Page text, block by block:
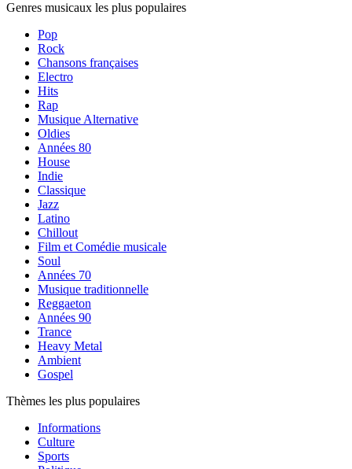
Genres musicaux les plus populaires
Pop
Rock
Chansons françaises
Electro
Hits
Rap
Musique Alternative
Oldies
Années 80
House
Indie
Classique
Jazz
Latino
Chillout
Film et Comédie musicale
Soul
Années 70
Musique traditionnelle
Reggaeton
Années 90
Trance
Heavy Metal
Ambient
Gospel
Thèmes les plus populaires
Informations
Culture
Sports